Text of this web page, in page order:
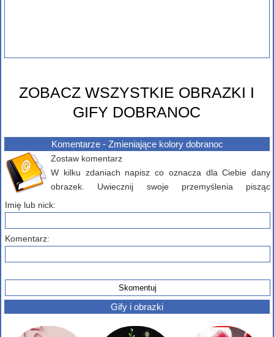
ZOBACZ WSZYSTKIE OBRAZKI I
GIFY DOBRANOC
Komentarze - Zmieniające kolory dobranoc
Zostaw komentarz
W kilku zdaniach napisz co oznacza dla Ciebie dany
obrazek. Uwiecznij swoje przemyślenia pisząc
Imię lub nick:
Komentarz:
Gify i obrazki